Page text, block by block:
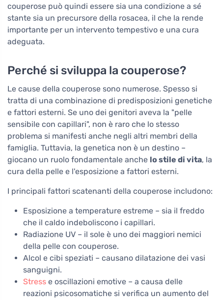
couperose può quindi essere sia una condizione a sé
stante sia un precursore della rosacea, il che la rende
importante per un intervento tempestivo e una cura
adeguata.
Perché si sviluppa la couperose?
Le cause della couperose sono numerose. Spesso si
tratta di una combinazione di predisposizioni genetiche
e fattori esterni. Se uno dei genitori aveva la "pelle
sensibile con capillari", non è raro che lo stesso
problema si manifesti anche negli altri membri della
famiglia. Tuttavia, la genetica non è un destino –
giocano un ruolo fondamentale anche lo stile di vita, la
cura della pelle e l'esposizione a fattori esterni.
I principali fattori scatenanti della couperose includono:
Esposizione a temperature estreme – sia il freddo
che il caldo indeboliscono i capillari.
Radiazione UV – il sole è uno dei maggiori nemici
della pelle con couperose.
Alcol e cibi speziati – causano dilatazione dei vasi
sanguigni.
Stress e oscillazioni emotive – a causa delle
reazioni psicosomatiche si verifica un aumento del